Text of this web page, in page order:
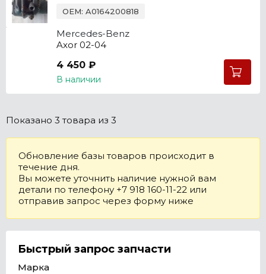
OEM: A0164200818
Mercedes-Benz
Axor 02-04
4 450 ₽
В наличии
Показано 3 товара из 3
Обновление базы товаров происходит в
течение дня.
Вы можете уточнить наличие нужной вам
детали по телефону +7 918 160-11-22 или
отправив запрос через форму ниже
Быстрый запрос запчасти
Марка